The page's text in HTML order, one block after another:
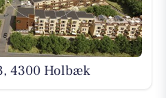
4300 Holbæk